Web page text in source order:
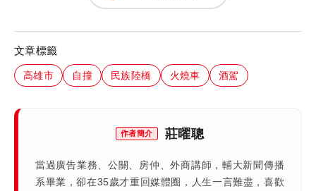
文章標籤
高雄市 自撞 民族陸橋 火燒車 酒駕
作者簡介 莊曜聰
當過廣告業務、公關、房仲、外商講師，輔大新聞傳播
系畢業，卻在35歲才重回媒體圈，人生一言難盡，喜歡